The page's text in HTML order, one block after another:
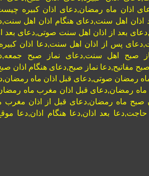
اذان ماه رمضان,دعای اذان کبیره
اذان اهل سنت,دعای هنگام اذان اهل
بعد از اذان اهل سنت صوتی,دعای بعد
پس از اذان اهل سنت,دعا اذان
صبح اهل سنت,دعای نماز صبح
مفاتیح,دعا نماز صبح,دعای هنگام اذان
رمضان صوتی,دعای قبل اذان ماه
ماه رمضان,دعای قبل اذان مغرب ماه
صبح ماه رمضان,دعای قبل از اذان مغرب
حاجت,دعا بعد اذان,دعا هنگام اذان,دعا